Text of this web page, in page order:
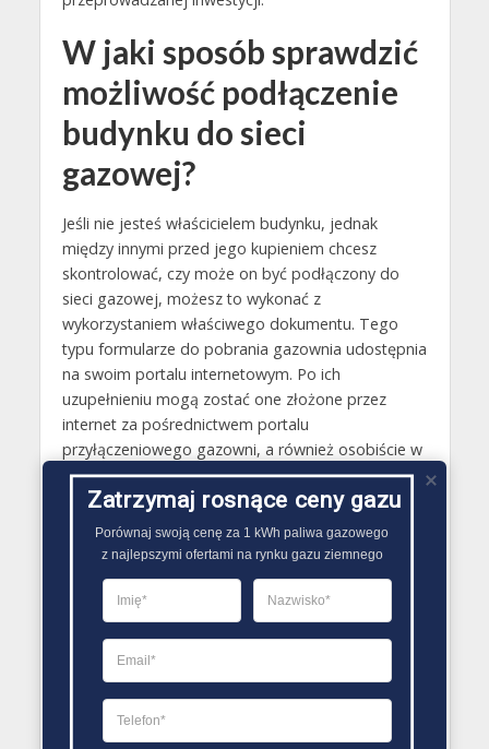
W jaki sposób sprawdzić
możliwość podłączenie
budynku do sieci
gazowej?
Jeśli nie jesteś właścicielem budynku, jednak
między innymi przed jego kupieniem chcesz
skontrolować, czy może on być podłączony do
sieci gazowej, możesz to wykonać z
wykorzystaniem właściwego dokumentu. Tego
typu formularze do pobrania gazownia udostępnia
na swoim portalu internetowym. Po ich
uzupełnieniu mogą zostać one złożone przez
internet za pośrednictwem portalu
przyłączeniowego gazowni, a również osobiście w
oddziałach obsługi klienta.
Gazy techniczne Zbąszyń
Butle gazowe Zbąszyń
Gaz płynny Zbąszyń
LPG Zbąszyń
Dostawcy gazu Zbąszyń
PORÓWNYWARKA OFERT GAZU
Zatrzymaj rosnące ceny gazu
Porównaj swoją cenę za 1 kWh paliwa gazowego
z najlepszymi ofertami na rynku gazu ziemnego